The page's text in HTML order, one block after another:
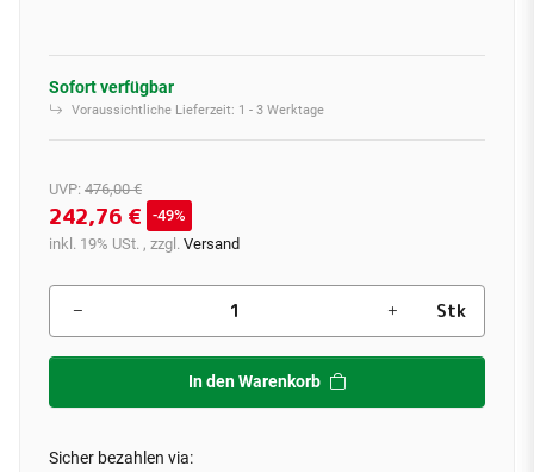
Sofort verfügbar
Voraussichtliche Lieferzeit: 1 - 3 Werktage
UVP: 476,00 €
242,76 €
49%
inkl. 19% USt. , zzgl. Versand
Stk
In den Warenkorb
Sicher bezahlen via: